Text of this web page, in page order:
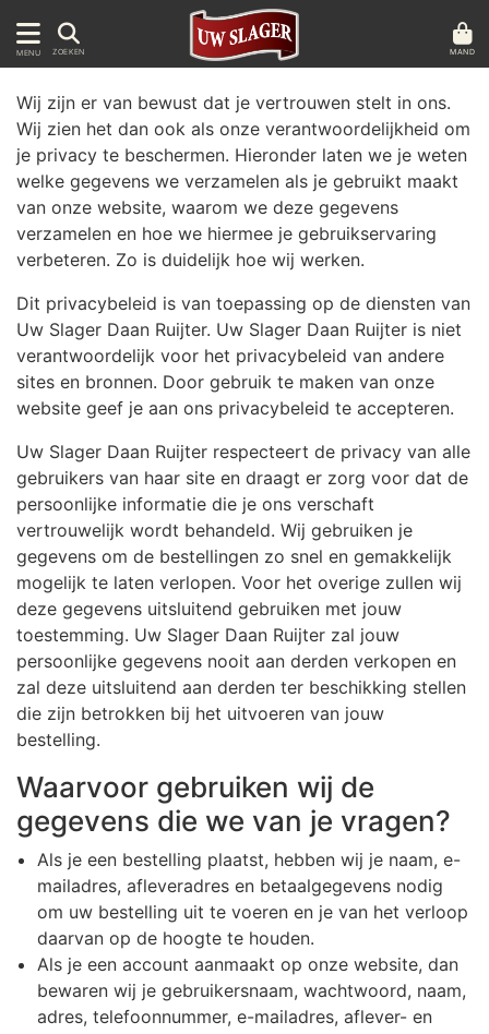
MENU ZOEKEN MAND
Wij zijn er van bewust dat je vertrouwen stelt in ons.
Wij zien het dan ook als onze verantwoordelijkheid om
je privacy te beschermen. Hieronder laten we je weten
welke gegevens we verzamelen als je gebruikt maakt
van onze website, waarom we deze gegevens
verzamelen en hoe we hiermee je gebruikservaring
verbeteren. Zo is duidelijk hoe wij werken.
Dit privacybeleid is van toepassing op de diensten van
Uw Slager Daan Ruijter. Uw Slager Daan Ruijter is niet
verantwoordelijk voor het privacybeleid van andere
sites en bronnen. Door gebruik te maken van onze
website geef je aan ons privacybeleid te accepteren.
Uw Slager Daan Ruijter respecteert de privacy van alle
gebruikers van haar site en draagt er zorg voor dat de
persoonlijke informatie die je ons verschaft
vertrouwelijk wordt behandeld. Wij gebruiken je
gegevens om de bestellingen zo snel en gemakkelijk
mogelijk te laten verlopen. Voor het overige zullen wij
deze gegevens uitsluitend gebruiken met jouw
toestemming. Uw Slager Daan Ruijter zal jouw
persoonlijke gegevens nooit aan derden verkopen en
zal deze uitsluitend aan derden ter beschikking stellen
die zijn betrokken bij het uitvoeren van jouw
bestelling.
Waarvoor gebruiken wij de
gegevens die we van je vragen?
Als je een bestelling plaatst, hebben wij je naam, e-
mailadres, afleveradres en betaalgegevens nodig
om uw bestelling uit te voeren en je van het verloop
daarvan op de hoogte te houden.
Als je een account aanmaakt op onze website, dan
bewaren wij je gebruikersnaam, wachtwoord, naam,
adres, telefoonnummer, e-mailadres, aflever- en